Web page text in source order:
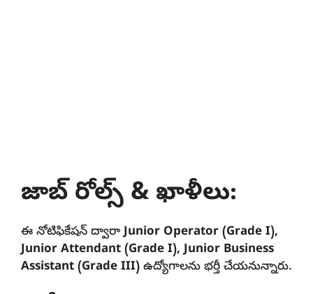
జాబ్ రోల్స్ & ఖాళీలు:
ఈ నోటిఫికేషన్ ద్వారాJunior Operator (Grade I),
Junior Attendant (Grade I), Junior Business
Assistant (Grade III) ఉద్యోగాలను భర్తీ చేయనున్నారు.